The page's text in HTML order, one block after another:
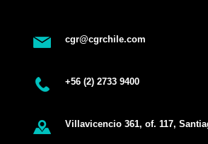
cgr@cgrchile.com
+56 (2) 2733 9400
Villavicencio 361, of. 117,